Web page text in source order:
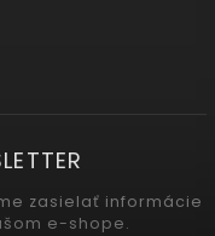
zasielať informácie
e-shope.